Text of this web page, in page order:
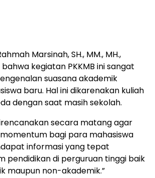
Marsinah, SH., MM., MH.,
kegiatan PKKMB ini sangat
suasana akademik
baru. Hal ini dikarenakan kuliah
dengan saat masih sekolah.
secara matang agar
bagi para mahasiswa
informasi yang tepat
pendidikan di perguruan tinggi baik
maupun non-akademik.”